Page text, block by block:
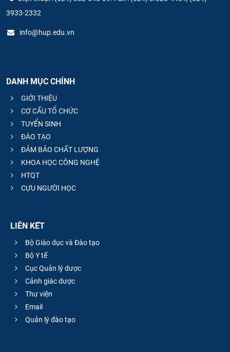
3933-2332
info@hup.edu.vn
DANH MỤC CHÍNH
GIỚI THIỆU
CƠ CẤU TỔ CHỨC
TUYỂN SINH
ĐÀO TẠO
ĐẢM BẢO CHẤT LƯỢNG
KHOA HỌC CÔNG NGHỆ
HTQT
CỰU NGƯỜI HỌC
LIÊN KẾT
Bộ Giáo dục và Đào tạo
Bộ Y tế
Cục Quản lý dược
Cảnh giác dược
Thư viện
Email
Quản lý đào tạo